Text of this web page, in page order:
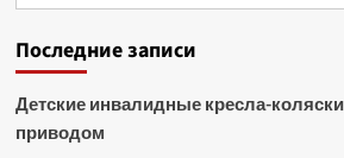
Последние записи
Детские инвалидные кресла-
приводом